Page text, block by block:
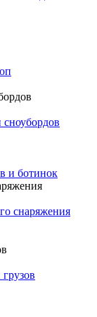
и ботинок
снаряжения